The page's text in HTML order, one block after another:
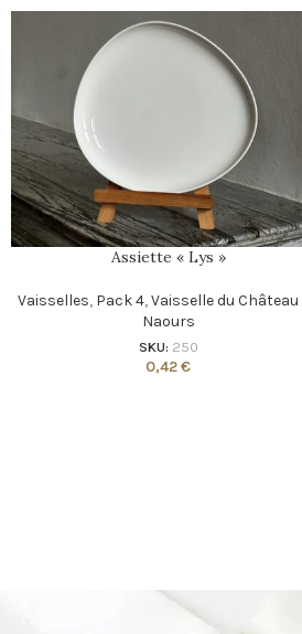
Assiette « Lys »
Vaisselles, Pack 4,Vaisselle du Château
Naours
SKU: 250
0,42€